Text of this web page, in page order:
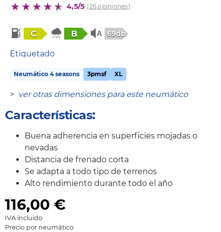
4,5/5 (26 opiniones)
C B 69db
Etiquetado
Neumático 4 seasons 3pmsf XL
> ver otras dimensiones para este neumático
Características:
Buena adherencia en superficies mojadas o
nevadas
Distancia de frenado corta
Se adapta a todo tipo de terrenos
Alto rendimiento durante todo el año
116,00 €
IVA incluido
Precio por neumático